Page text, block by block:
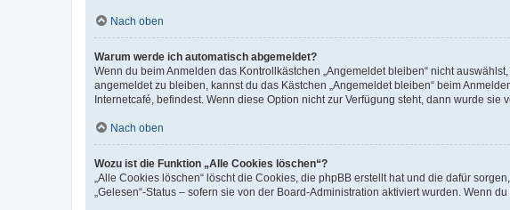
Nach oben
Warum werde ich automatisch abgemeldet?
Wenn du beim Anmelden das Kontrollkästchen „Angemeldet bleiben“ nicht
angemeldet zu bleiben, kannst du das Kästchen „Angemeldet bleiben“ beim
Internetcafé, befindest. Wenn diese Option nicht zur Verfügung steht, dann wurde sie
Nach oben
Wozu ist die Funktion „Alle Cookies löschen“?
„Alle Cookies löschen“ löscht die Cookies, die phpBB erstellt hat und die dafür
„Gelesen“-Status – sofern sie von der Board-Administration aktiviert wurden. Wenn